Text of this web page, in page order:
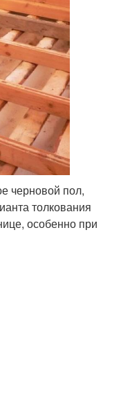
черновой пол,
толкования
особенно при